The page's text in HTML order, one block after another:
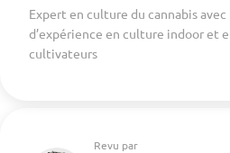
Expert en culture du cannabis avec
d’expérience en culture indoor et
cultivateurs
Revu par